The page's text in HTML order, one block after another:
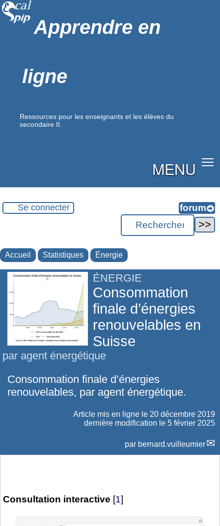
Apprendre en
ligne
Ressources pour les enseignants et les élèves du
secondaire II.
MENU
Se connecter
Accueil Statistiques Énergie
ÉNERGIE
Consommation
finale d’énergies
renouvelables en
Suisse
par agent énergétique
Consommation finale d’énergies
renouvelables, par agent énergétique.
Article mis en ligne le 20 décembre 2019
dernière modification le 5 février 2025
par bernard.vuilleumier
Consultation interactive [1]